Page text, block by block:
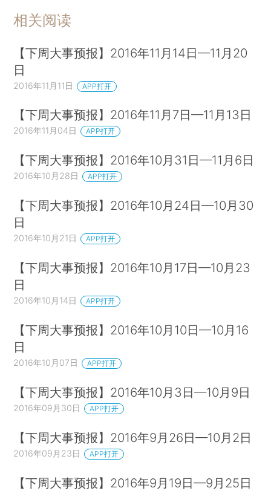
相关阅读
【下周大事预报】2016年11月14日—11月20
日
2016年11月11日 APP打开
【下周大事预报】2016年11月7日—11月13日
2016年11月04日 APP打开
【下周大事预报】2016年10月31日—11月6日
2016年10月28日 APP打开
【下周大事预报】2016年10月24日—10月30
日
2016年10月21日 APP打开
【下周大事预报】2016年10月17日—10月23
日
2016年10月14日 APP打开
【下周大事预报】2016年10月10日—10月16
日
2016年10月07日 APP打开
【下周大事预报】2016年10月3日—10月9日
2016年09月30日 APP打开
【下周大事预报】2016年9月26日—10月2日
2016年09月23日 APP打开
【下周大事预报】2016年9月19日—9月25日